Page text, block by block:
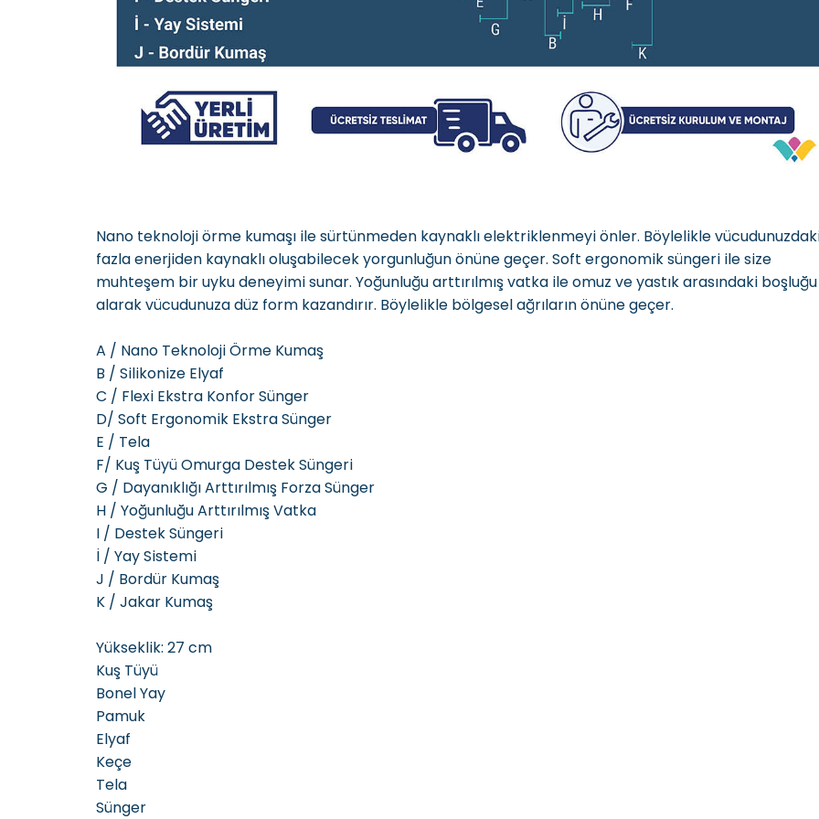
Nano teknoloji örme kumaşı ile sürtünmeden kaynaklı elektriklenmeyi önler. Böylelikle
fazla enerjiden kaynaklı oluşabilecek yorgunluğun önüne geçer. Soft ergonomik süngeri ile size
muhteşem bir uyku deneyimi sunar. Yoğunluğu arttırılmış vatka ile omuz ve yastık arasındaki boşluğu
alarak vücudunuza düz form kazandırır. Böylelikle bölgesel ağrıların önüne geçer.
A / Nano Teknoloji Örme Kumaş
B / Silikonize Elyaf
C / Flexi Ekstra Konfor Sünger
D/ Soft Ergonomik Ekstra Sünger
E / Tela
F/ Kuş Tüyü Omurga Destek Süngeri
G / Dayanıklığı Arttırılmış Forza Sünger
H / Yoğunluğu Arttırılmış Vatka
I / Destek Süngeri
İ / Yay Sistemi
J / Bordür Kumaş
K / Jakar Kumaş
Yükseklik: 27 cm
Kuş Tüyü
Bonel Yay
Pamuk
Elyaf
Keçe
Tela
Sünger